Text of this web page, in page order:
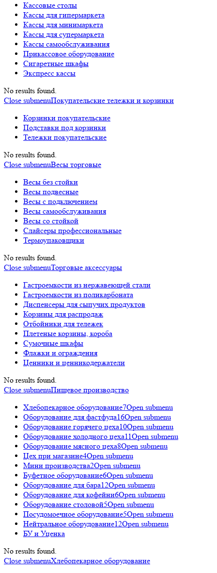
Кассовые столы
Кассы для гипермаркета
Кассы для минимаркета
Кассы для супермаркета
Кассы самообслуживания
Прикассовое оборудование
Сигаретные шкафы
Экспресс кассы
No results found.
Close submenuПокупательские тележки и корзинки
Корзинки покупательские
Подставки под корзинки
Тележки покупательские
No results found.
Close submenuВесы торговые
Весы без стойки
Весы подвесные
Весы с подключением
Весы самообслуживания
Весы со стойкой
Слайсеры профессиональные
Термоупаковщики
No results found.
Close submenuТорговые аксессуары
Гастроемкости из нержавеющей стали
Гастроемкости из поликарбоната
Диспенсеры для сыпучих продуктов
Корзины для распродаж
Отбойники для тележек
Плетеные корзины, короба
Сумочные шкафы
Флажки и ограждения
Ценники и ценникодержатели
No results found.
Close submenuПищевое производство
Хлебопекарное оборудование7Open submenu
Оборудование для фастфуда16Open submenu
Оборудование горячего цеха10Open submenu
Оборудование холодного цеха11Open submenu
Оборудование мясного цеха8Open submenu
Цех при магазине4Open submenu
Мини производства2Open submenu
Буфетное оборудование6Open submenu
Оборудование для бара12Open submenu
Оборудование для кофейни6Open submenu
Оборудование столовой5Open submenu
Посудомоечное оборудование5Open submenu
Нейтральное оборудование12Open submenu
БУ и Уценка
No results found.
Close submenuХлебопекарное оборудование